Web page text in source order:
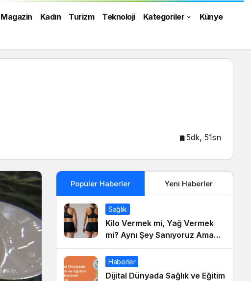
Magazin Kadın Turizm Teknoloji Kategoriler Künye
5dk, 51sn
Popüler Haberler Yeni Haberler
Sağlık
Kilo Vermek mi, Yağ Vermek
mi? Aynı Şey Sanıyoruz Ama
Değil!
Haberler
Dijital Dünyada Sağlık ve Eğitim